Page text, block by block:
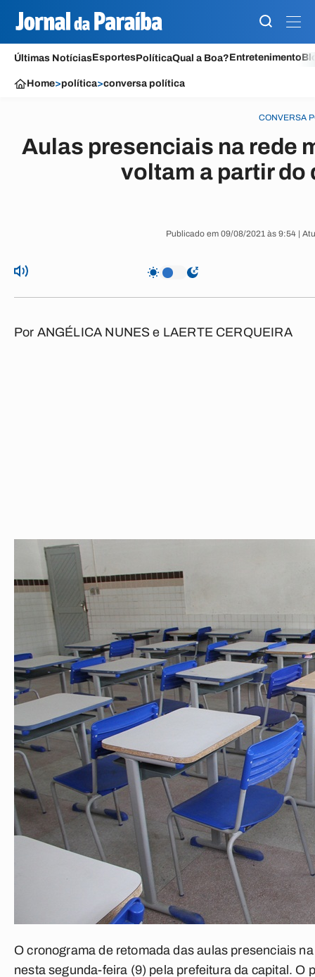
Últimas NotíciasEsportesPolíticaQual a Boa?Entretenimento
Home>política>conversa política
CONVERSA
Aulas presenciais na rede
voltam a partir do
Publicado em 09/08/2021 às 9:54 |
Por ANGÉLICA NUNES e LAERTE CERQUEIRA
O cronograma de retomada das aulas presenciais
nesta segunda-feira (9) pela prefeitura da capital. O